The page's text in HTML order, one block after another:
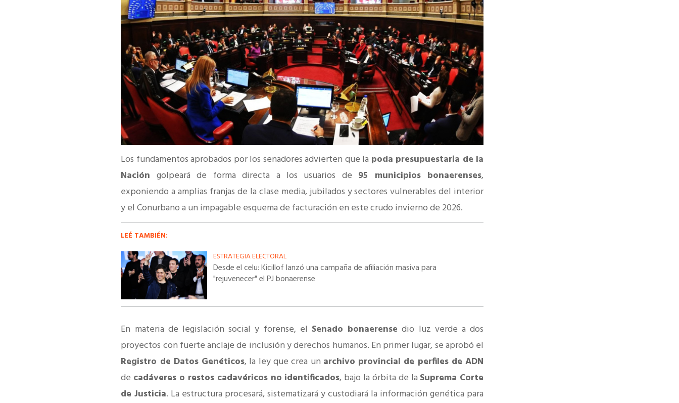
Los fundamentos aprobados por los senadores advierten que la poda presupuestaria de la
Nación golpeará de forma directa a los usuarios de 95 municipios bonaerenses,
exponiendo a amplias franjas de la clase media, jubilados y sectores vulnerables del interior
y el Conurbano a un impagable esquema de facturación en este crudo invierno de 2026.
LEÉ TAMBIÉN:
ESTRATEGIA ELECTORAL
Desde el celu: Kicillof lanzó una campaña de afiliación masiva para
"rejuvenecer" el PJ bonaerense
En materia de legislación social y forense, el Senado bonaerense dio luz verde a dos
proyectos con fuerte anclaje de inclusión y derechos humanos. En primer lugar, se aprobó el
Registro de Datos Genéticos, la ley que crea un archivo provincial de perfiles de ADN
de cadáveres o restos cadavéricos no identificados, bajo la órbita de la Suprema Corte
de Justicia. La estructura procesará, sistematizará y custodiará la información genética para